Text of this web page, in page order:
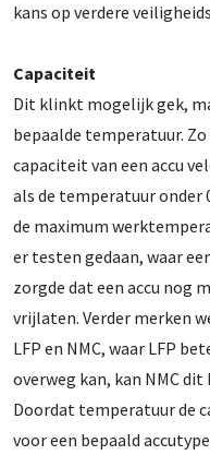
kans op verdere
Capaciteit
Dit klinkt mogelijk gek,
bepaalde temperatuur.
capaciteit van een accu
als de temperatuur onder
de maximum
er testen gedaan, waar
zorgde dat een accu nog
vrijlaten. Verder merken
LFP en NMC, waar LFP
overweg kan, kan NMC
Doordat temperatuur de
voor een bepaald